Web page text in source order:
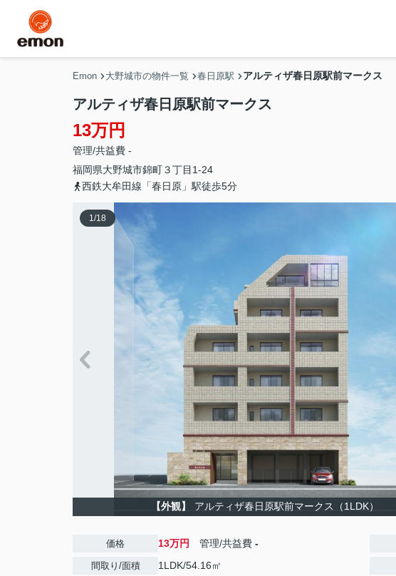
Emon 大野城市の物件一覧 春日原駅 アルティザ春日原駅前マークス
アルティザ春日原駅前マークス
13万円
管理/共益費 -
福岡県大野城市錦町３丁目1-24
西鉄大牟田線「春日原」駅徒歩5分
1/18
【外観】 アルティザ春日原駅前マークス（1LDK）
価格 13万円 管理/共益費 -
間取り/面積 1LDK/54.16㎡